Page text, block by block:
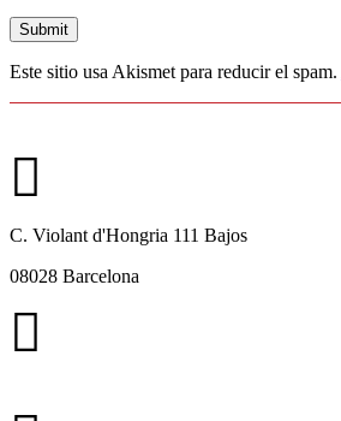
Este sitio usa Akismet para reducir el spam.
C. Violant d'Hongria 111 Bajos
08028 Barcelona